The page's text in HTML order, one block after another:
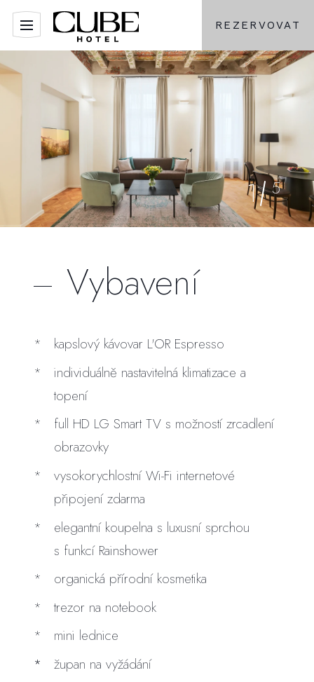
REZERVOVAT
1 5
Vybavení
kapslový kávovar L'OREspresso
individuálně nastavitelná klimatizace a
topení
full HD LG Smart TV s možností zrcadlení
obrazovky
vysokorychlostní Wi-Fi internetové
připojení zdarma
elegantní koupelna s luxusní sprchou
s funkcí Rainshower
organická přírodní kosmetika
trezor na notebook
mini lednice
župan na vyžádání